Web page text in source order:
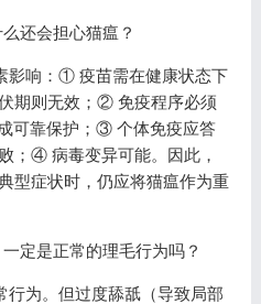
还会担心猫瘟？
影响：① 疫苗需在健康状态下
期则无效；② 免疫程序必须
可靠保护；③ 个体免疫应答
；④ 病毒变异可能。因此，
型症状时，仍应将猫瘟作为重
定是正常的理毛行为吗？
行为。但过度舔舐（导致局部